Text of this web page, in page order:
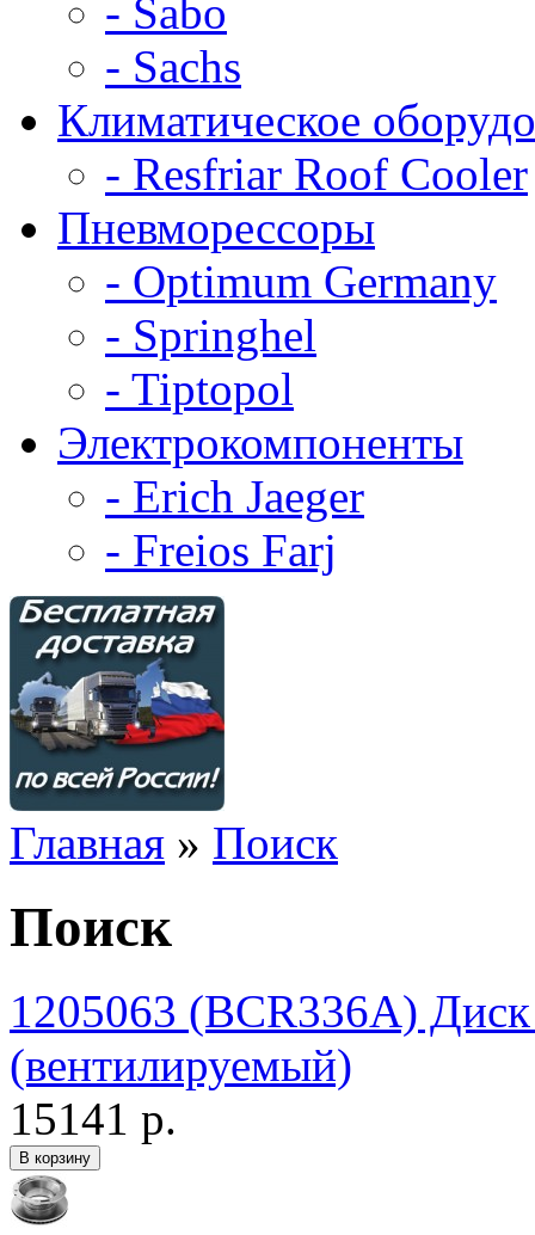
- Sabo
- Sachs
Климатическое
- Resfriar Roof Cooler
Пневморессоры
- Optimum Germany
- Springhel
- Tiptopol
Электрокомпоненты
- Erich Jaeger
- Freios Farj
Главная » Поиск
Поиск
1205063 (BCR336A)
(вентилируемый)
15141 р.